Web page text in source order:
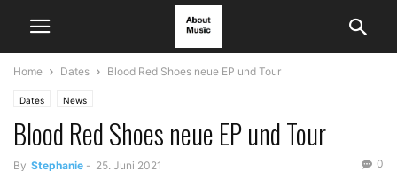
Home Dates Blood Red Shoes neue EP und Tour
Dates News
Blood Red Shoes neue EP und Tour
By Stephanie - 25. Juni 2021 0